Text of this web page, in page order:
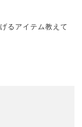
るアイテム教えて